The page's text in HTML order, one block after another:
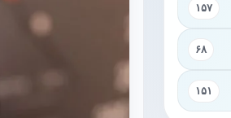
۱۵۷
۶۸
۱۵۱